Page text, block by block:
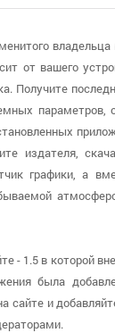
от вашего
Получите
параметров,
издателя,
графики, а
- 1.5 в которой
была
сайте и